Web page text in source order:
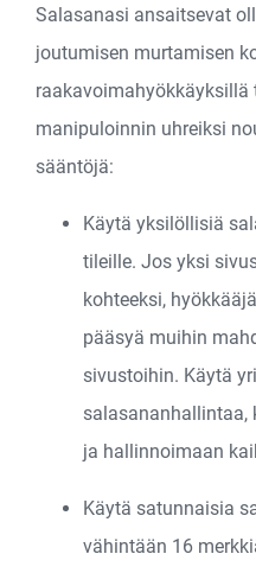
Salasanasi ansaitsevat
joutumisen murtamisen
raakavoimahyökkäyksillä
manipuloinnin uhreiksi
sääntöjä:
Käytä yksilöllisiä
tileille. Jos yksi
kohteeksi,
pääsyä muihin
sivustoihin. Käytä
salasananhallintaa,
ja hallinnoimaan
Käytä satunnaisia
vähintään 16